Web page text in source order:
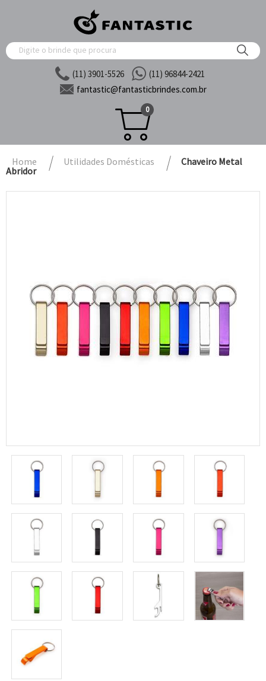
(11) 3901-5526
(11) 96844-2421
fantastic@fantasticbrindes.com.br
0
Home Utilidades Domésticas
Chaveiro Metal
Abridor